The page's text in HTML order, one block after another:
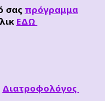
σας πρόγραμμα
ΕΔΩ
Διατροφολόγος